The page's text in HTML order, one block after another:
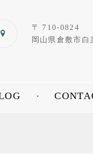
〒 710-0824
岡山県倉敷市白